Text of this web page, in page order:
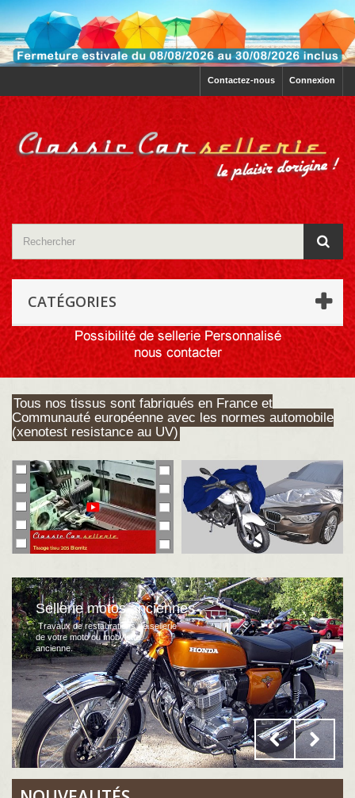
Connexion
Contactez-nous
CATÉGORIES
Tous nos tissus sont fabriqués en France et
Communauté européenne avec les normes automobile
(xenotest resistance au UV)
Sellerie motos anciennes
Travaux de restaurations de sellerie
de votre moto ou mobylette
ancienne.